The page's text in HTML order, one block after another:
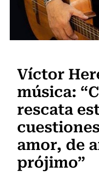
Víctor
música:
rescata
amor, de
prójimo”